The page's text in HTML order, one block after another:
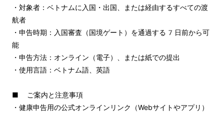
・対象者：ベトナムに入国・出国、または経由するすべての渡
航者
・申告時期：入国審査（国境ゲート）を通過する7日前から可
能
・申告方法：オンライン（電子）、または紙での提出
・使用言語：ベトナム語、英語
■ ご案内と注意事項
・健康申告用の公式オンラインリンク（Webサイトやアプリ）